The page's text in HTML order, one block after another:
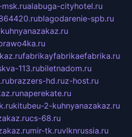
alabuga-cityhotel.ru
blagodarenie-spb.ru
fabrikayfabrikaefabrika.ru
113.rubiletnadom.ru
brazzers-hd.ruz-host.ru
naperekate.ru
kitubeu-2-kuhnyanazakaz.ru
cs-68.ru
mir-tk.ruvlknrussia.ru